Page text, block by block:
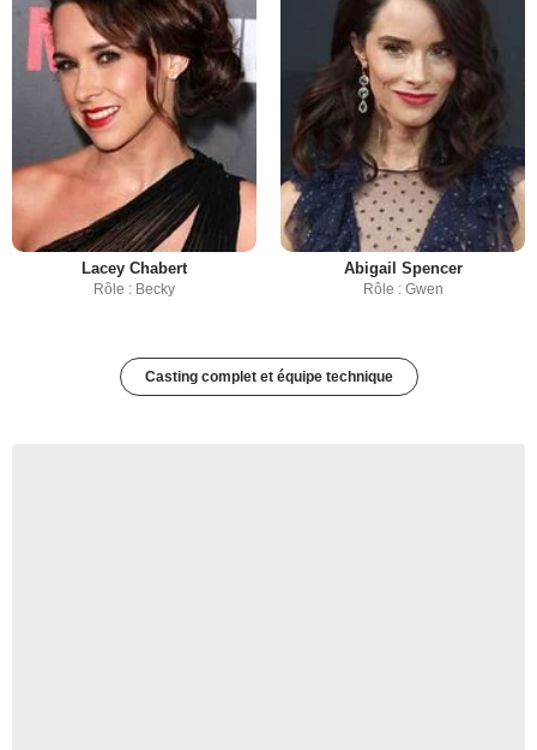
Lacey Chabert
Rôle : Becky
Abigail Spencer
Rôle : Gwen
Casting complet et équipe technique